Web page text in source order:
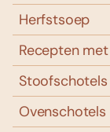
Herfstsoep
Recepten
Stoofschotels
Ovenschotels